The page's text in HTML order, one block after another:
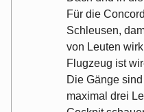
Für die
Schleusen,
von Leuten
Flugzeug ist
Die Gänge
maximal drei